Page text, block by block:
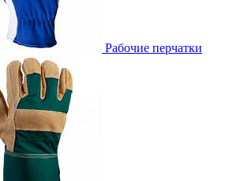
Рабочие перчатки